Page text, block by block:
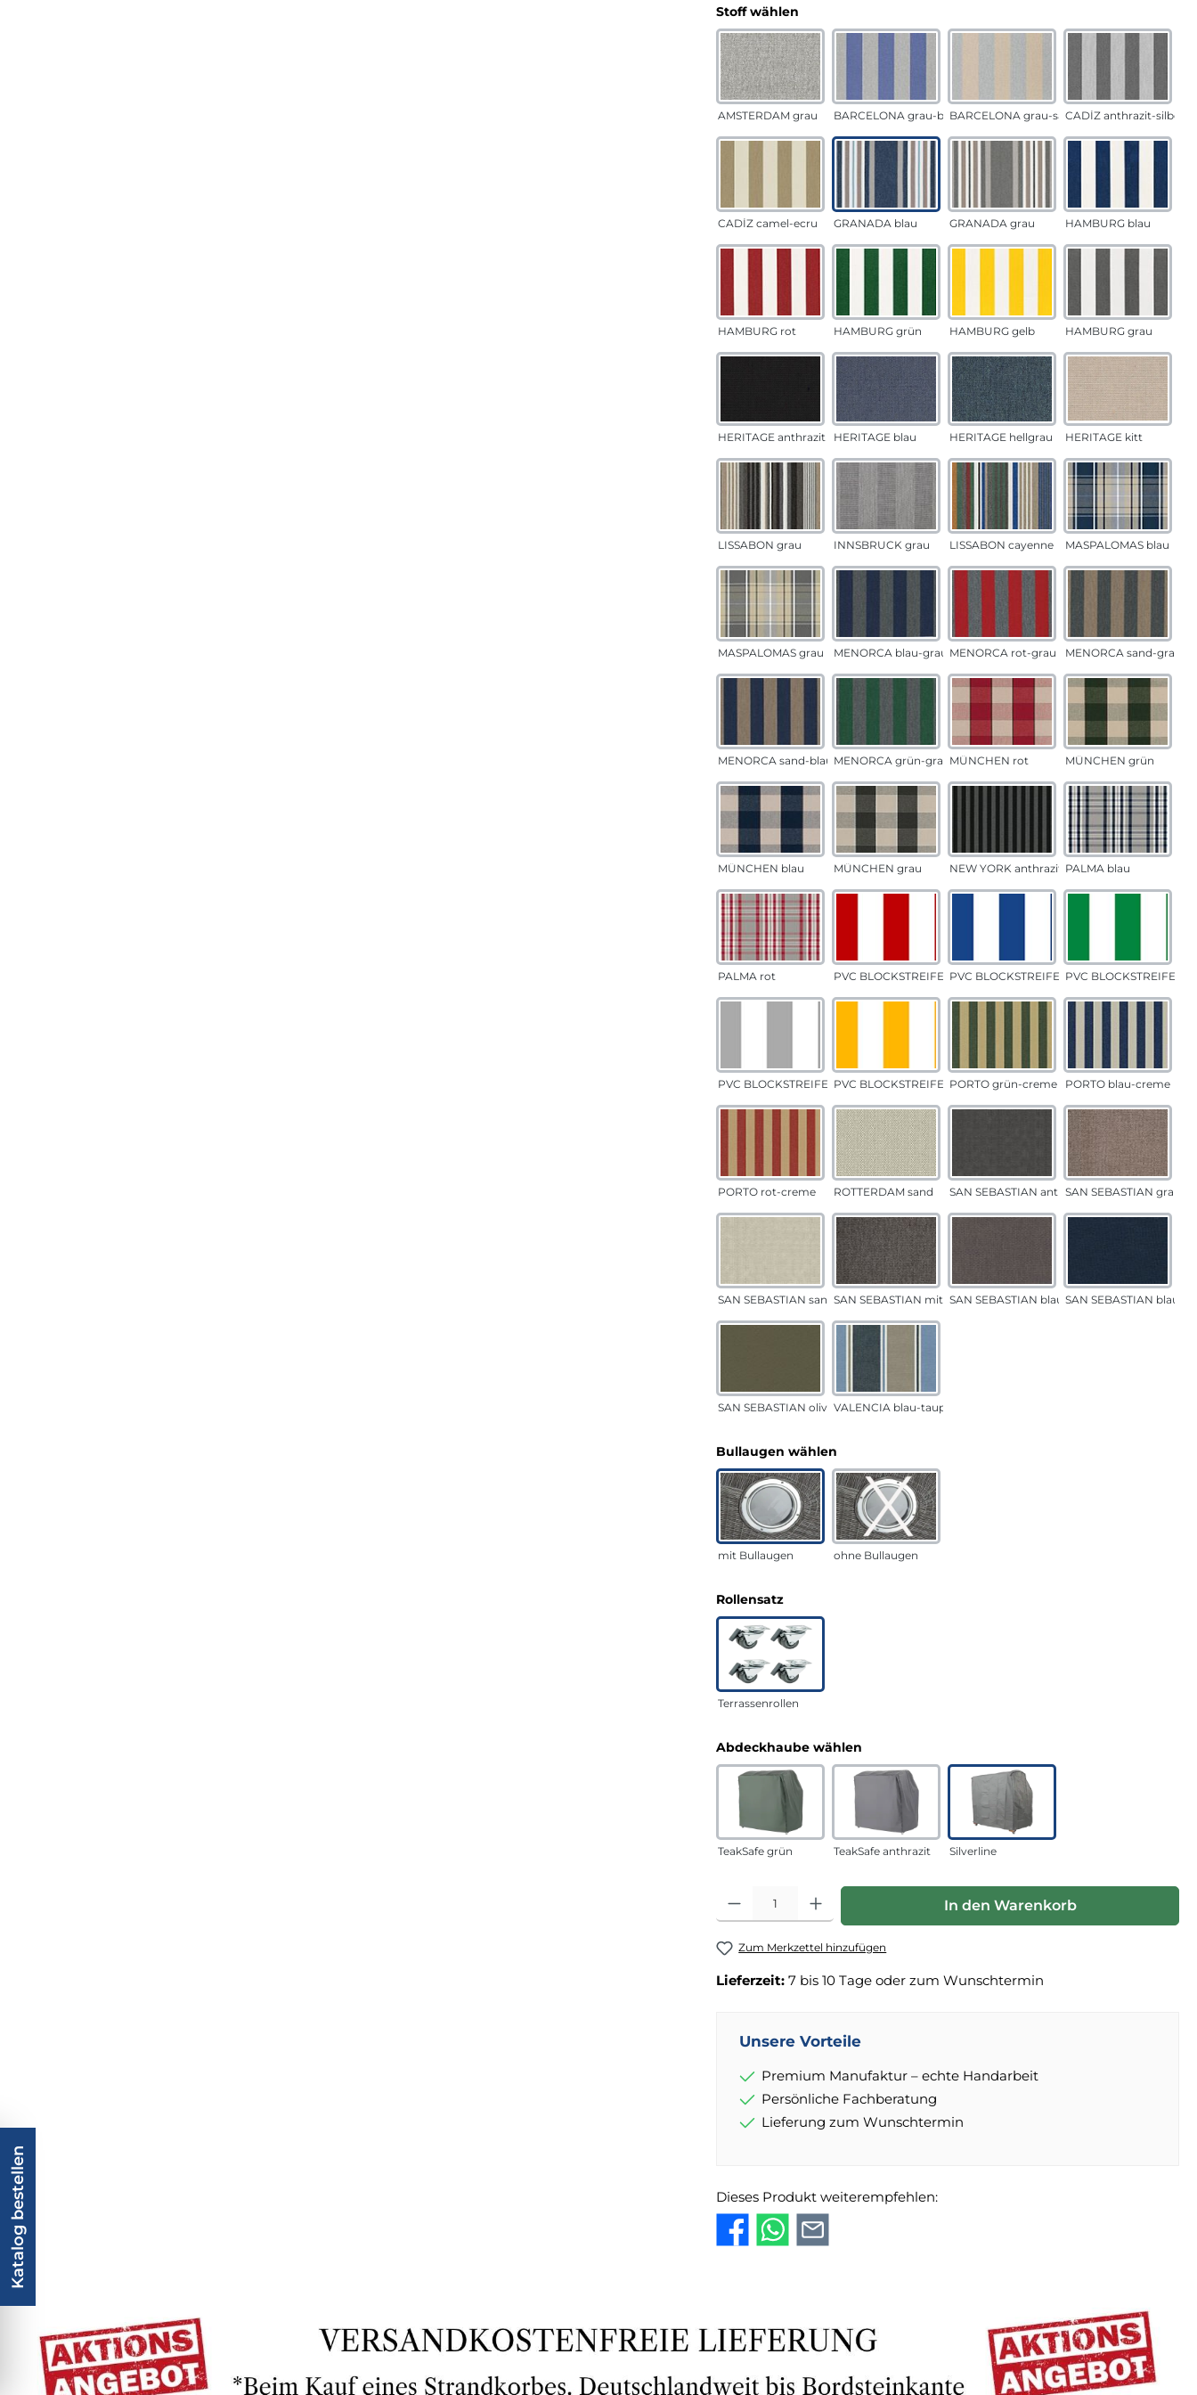
Stoff wählen
AMSTERDAM grau BARCELONA grau-blauBARCELONA grau-sandCADÍZ anthrazit-silber
CADÍZ camel-ecru GRANADA blau GRANADA grau HAMBURG blau
HAMBURG rot HAMBURG grün HAMBURG gelb HAMBURG grau
HERITAGE anthrazit HERITAGE blau HERITAGE hellgrau HERITAGE kitt
LISSABON grau INNSBRUCK grau LISSABON cayenne MASPALOMAS blau
MASPALOMAS grau MENORCA blau-grau MENORCA rot-grau MENORCA sand-grau
MENORCA sand-blau MENORCA grün-grau MÜNCHEN rot MÜNCHEN grün
MÜNCHEN blau MÜNCHEN grau NEW YORK anthrazit PALMA blau
PALMA rot PVC BLOCKSTREIFEN rotPVC BLOCKSTREIFEN blauPVC BLOCKSTREIFEN
PVC BLOCKSTREIFEN grauPVC BLOCKSTREIFEN gelbPORTO grün-creme PORTO blau-creme
PORTO rot-creme ROTTERDAM sand SAN SEBASTIAN anthrazitSAN SEBASTIAN grau-
SAN SEBASTIAN sandSAN SEBASTIAN mittelgrauSAN SEBASTIAN blau-sandSAN SEBASTIAN blau
SAN SEBASTIAN oliv VALENCIA blau-taupe
Bullaugen wählen
mit Bullaugen ohne Bullaugen
Rollensatzauswählen
Terrassenrollen
Abdeckhaube wählen
TeakSafe grün TeakSafe anthrazit Silverline
Produkt Anzahl: Gib den gewünschten Wert ein oder benutze die
In den Warenkorb
Zum Merkzettel hinzufügen
Lieferzeit: 7 bis 10 Tage oder zum Wunschtermin
Unsere Vorteile
Premium Manufaktur – echte Handarbeit
Persönliche Fachberatung
Lieferung zum Wunschtermin
Dieses Produkt weiterempfehlen:
Katalog bestellen